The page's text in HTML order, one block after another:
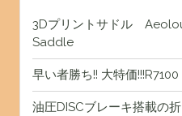
3Dプリントサドル
Saddle
早い者勝ち!! 大特価
油圧DISCブレーキ搭載の